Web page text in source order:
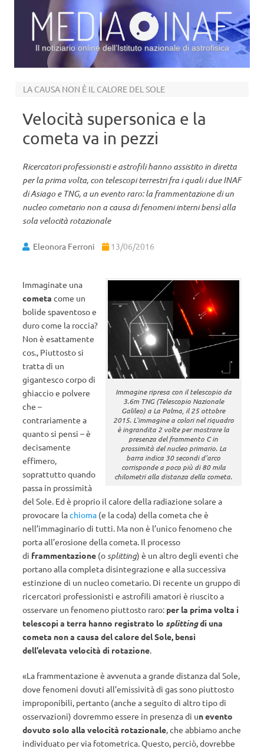
Il notiziario online dell’Istituto nazionale di astrofisica
LA CAUSA NON È IL CALORE DEL SOLE
Velocità supersonica e la
cometa va in pezzi
Ricercatori professionisti e astrofili hanno assistito in diretta
per la prima volta, con telescopi terrestri fra i quali i due INAF
di Asiago e TNG, a un evento raro: la frammentazione di un
nucleo cometario non a causa di fenomeni interni bensì alla
sola velocità rotazionale
Eleonora Ferroni 13/06/2016
Immagine ripresa con il telescopio da
3.6m TNG (Telescopio Nazionale
Galileo) a La Palma, il 25 ottobre
2015. L’immagine a colori nel riquadro
è ingrandita 2 volte per mostrare la
presenza del frammento C in
prossimità del nucleo primario. La
barra indica 30 secondi d’arco
corrisponde a poco più di 80 mila
chilometri alla distanza della cometa.
Immaginate una
cometa come un
bolide spaventoso e
duro come la roccia?
Non è esattamente
cos., Piuttosto si
tratta di un
gigantesco corpo di
ghiaccio e polvere
che –
contrariamente a
quanto si pensi – è
decisamente
effimero,
soprattutto quando
passa in prossimità
del Sole. Ed è proprio il calore della radiazione solare a
provocare lachioma (e la coda) della cometa che è
nell’immaginario di tutti. Ma non è l’unico fenomeno che
porta all’erosione della cometa. Il processo
di frammentazione (osplitting) è un altro degli eventi che
portano alla completa disintegrazione e alla successiva
estinzione di un nucleo cometario. Di recente un gruppo di
ricercatori professionisti e astrofili amatori è riuscito a
osservare un fenomeno piuttosto raro: per la prima volta i
telescopi a terra hanno registrato lo splittingdi una
cometa non a causa del calore del Sole, bensì
dell’elevata velocità di rotazione.
«La frammentazione è avvenuta a grande distanza dal Sole,
dove fenomeni dovuti all’emissività di gas sono piuttosto
improponibili, pertanto (anche a seguito di altro tipo di
osservazioni) dovremmo essere in presenza di un evento
dovuto solo alla velocità rotazionale, che abbiamo anche
individuato per via fotometrica. Questo, perciò, dovrebbe